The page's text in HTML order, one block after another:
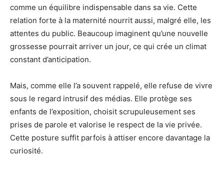
comme un équilibre indispensable dans sa vie. Cette
relation forte à la maternité nourrit aussi, malgré elle, les
attentes du public. Beaucoup imaginent qu’une nouvelle
grossesse pourrait arriver un jour, ce qui crée un climat
constant d’anticipation.
Mais, comme elle l’a souvent rappelé, elle refuse de vivre
sous le regard intrusif des médias. Elle protège ses
enfants de l’exposition, choisit scrupuleusement ses
prises de parole et valorise le respect de la vie privée.
Cette posture suffit parfois à attiser encore davantage la
curiosité.